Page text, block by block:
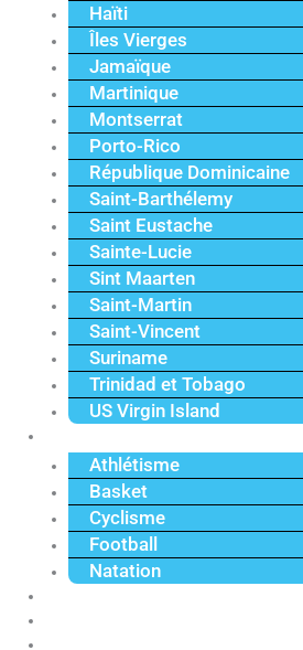
Haïti
Îles Vierges
Jamaïque
Martinique
Montserrat
Porto-Rico
République Dominicaine
Saint-Barthélemy
Saint Eustache
Sainte-Lucie
Sint Maarten
Saint-Martin
Saint-Vincent
Suriname
Trinidad et Tobago
US Virgin Island
Athlétisme
Basket
Cyclisme
Football
Natation